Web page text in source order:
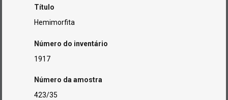
Título
Hemimorfita
Número do inventário
1917
Número da amostra
423/35